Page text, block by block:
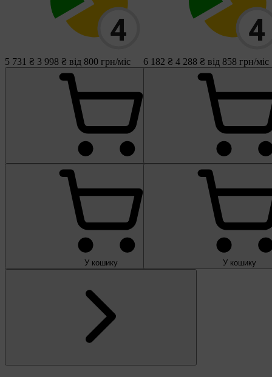
5 731 ₴ 3 998 ₴ від 800 грн/міс
У кошику
6 182 ₴ 4 288 ₴ від 858 грн/міс
У кошику